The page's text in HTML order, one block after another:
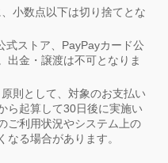
小数点以下は切り捨てとな
式ストア、PayPayカード公
出金・譲渡は不可となりま
則として、対象のお支払い
ら起算して30日後に実施い
ご利用状況やシステム上の
る場合があります。